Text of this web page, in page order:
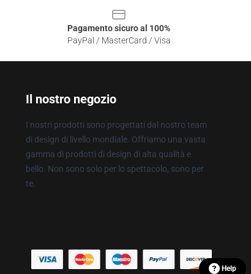
Pagamento sicuro al 100%
PayPal / MasterCard / Visa
Il nostro negozio
I nostri prodotti sono progettati dal nostro team
di design di livello mondiale. Offriamo una vasta
gamma di prodotti di design di alta qualità e
bello. Non sono solo per lo spettacolo, sono per
te.
Help